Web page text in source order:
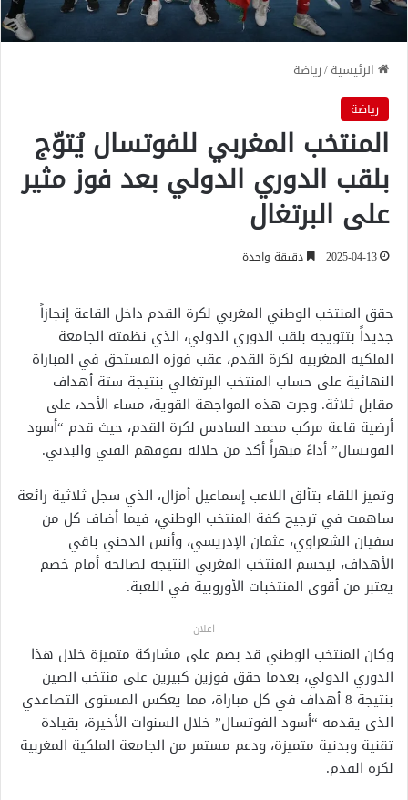
الرئيسية/رياضة
رياضة
المنتخب المغربي للفوتسال يُتوّج
بلقب الدوري الدولي بعد فوز مثير
على البرتغال
2025-04-13 دقيقة واحدة
حقق المنتخب الوطني المغربي لكرة القدم داخل القاعة إنجازاً
جديداً بتتويجه بلقب الدوري الدولي، الذي نظمته الجامعة
الملكية المغربية لكرة القدم، عقب فوزه المستحق في المباراة
النهائية على حساب المنتخب البرتغالي بنتيجة ستة أهداف
مقابل ثلاثة. وجرت هذه المواجهة القوية، مساء الأحد، على
أرضية قاعة مركب محمد السادس لكرة القدم، حيث قدم “أسود
الفوتسال” أداءً مبهراً أكد من خلاله تفوقهم الفني والبدني.
وتميز اللقاء بتألق اللاعب إسماعيل أمزال، الذي سجل ثلاثية رائعة
ساهمت في ترجيح كفة المنتخب الوطني، فيما أضاف كل من
سفيان الشعراوي، عثمان الإدريسي، وأنس الدحني باقي
الأهداف، ليحسم المنتخب المغربي النتيجة لصالحه أمام خصم
يعتبر من أقوى المنتخبات الأوروبية في اللعبة.
اعلان
وكان المنتخب الوطني قد بصم على مشاركة متميزة خلال هذا
الدوري الدولي، بعدما حقق فوزين كبيرين على منتخب الصين
بنتيجة 8 أهداف في كل مباراة، مما يعكس المستوى التصاعدي
الذي يقدمه “أسود الفوتسال” خلال السنوات الأخيرة، بقيادة
تقنية وبدنية متميزة، ودعم مستمر من الجامعة الملكية المغربية
لكرة القدم.